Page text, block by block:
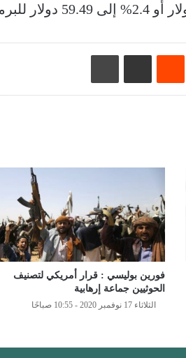
فورين بوليسي : قرار أمريكي لتصنيف
الحوثيين جماعة إرهابية
الثلاثاء 17 نوفمبر 2020 - 10:55 صباحًا